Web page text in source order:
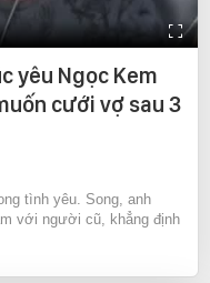
yêu Ngọc Kem
cưới vợ sau 3
tình yêu. Song, anh
với người cũ, khẳng định